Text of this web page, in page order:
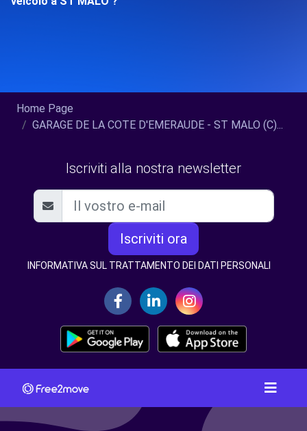
Home Page
GARAGE DE LA COTE D'EMERAUDE - ST MALO (C)...
Iscriviti alla nostra newsletter
Iscriviti ora
INFORMATIVA SUL TRATTAMENTO DEI DATI PERSONALI